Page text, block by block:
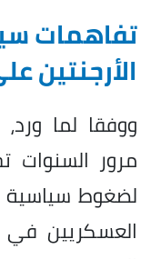
تفاهمات
الأرجنتين
ووفقا لما
مرور
لضغوط سياسية
العسكريين في